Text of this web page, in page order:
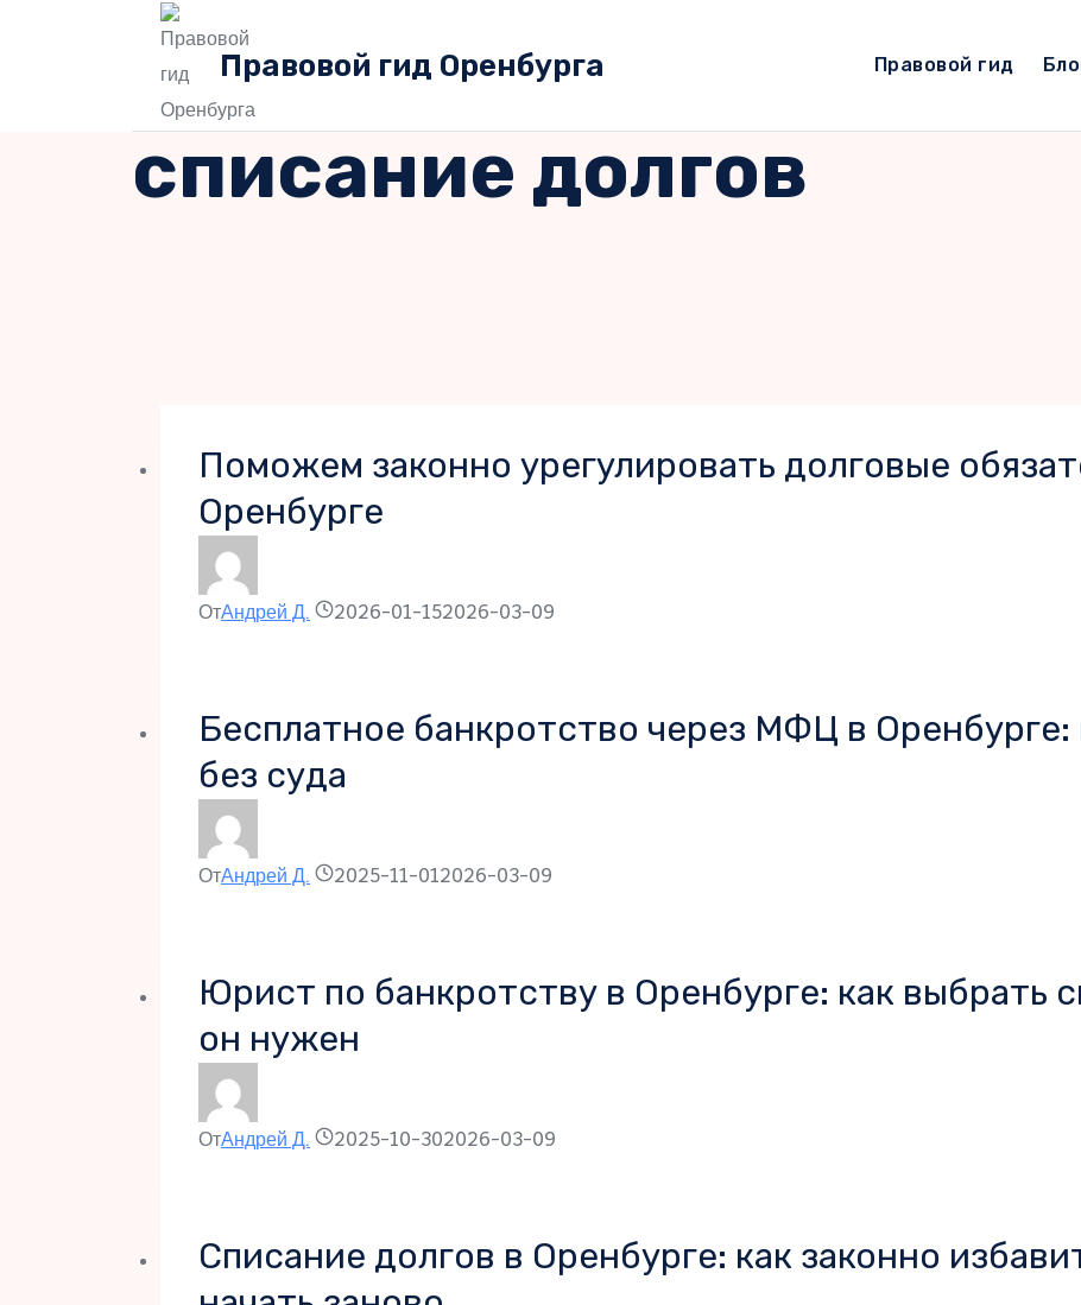
Правовой гид Оренбурга Правовой гид
списание долгов
Поможем законно урегулировать долговые
Оренбурге
ОтАндрей Д. 2026-01-152026-03-09
Бесплатное банкротство через МФЦ в Оренбурге:
без суда
ОтАндрей Д. 2025-11-012026-03-09
Юрист по банкротству в Оренбурге: как выбрать
он нужен
ОтАндрей Д. 2025-10-302026-03-09
Списание долгов в Оренбурге: как законно